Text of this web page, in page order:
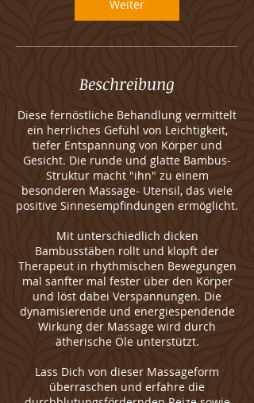
Weiter
Beschreibung
Diese fernöstliche Behandlung vermittelt
ein herrliches Gefühl von Leichtigkeit,
tiefer Entspannung von Körper und
Gesicht. Die runde und glatte Bambus-
Struktur macht "ihn" zu einem
besonderen Massage- Utensil, das viele
positive Sinnesempfindungen ermöglicht.
Mit unterschiedlich dicken
Bambusstäben rollt und klopft der
Therapeut in rhythmischen Bewegungen
mal sanfter mal fester über den Körper
und löst dabei Verspannungen. Die
dynamisierende und energiespendende
Wirkung der Massage wird durch
ätherische Öle unterstützt.
Lass Dich von dieser Massageform
überraschen und erfahre die